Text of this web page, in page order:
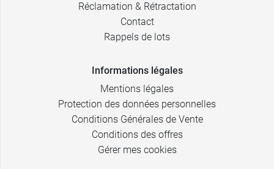
Réclamation & Rétractation
Contact
Rappels de lots
Informations légales
Mentions légales
Protection des données personnelles
Conditions Générales de Vente
Conditions des offres
Gérer mes cookies